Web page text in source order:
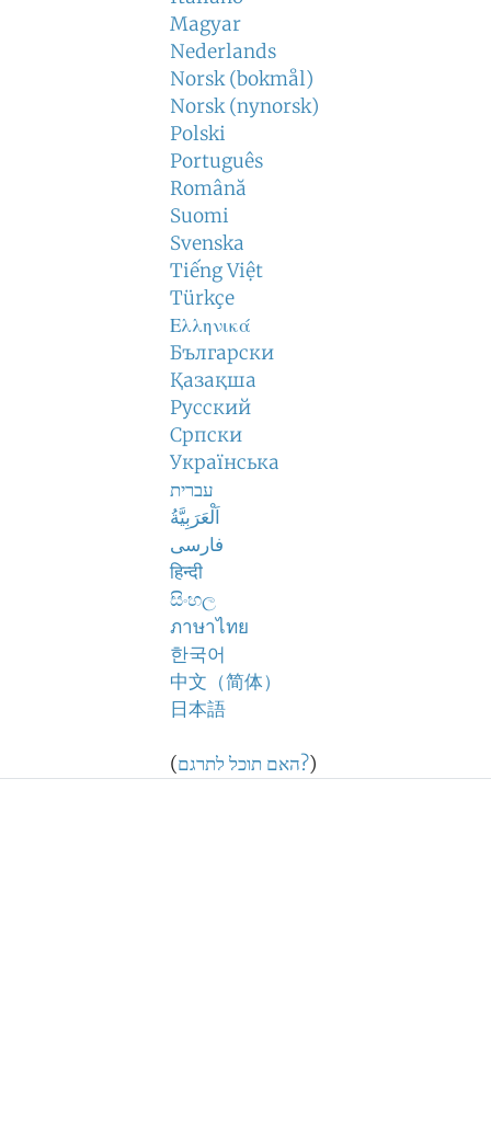
Magyar
Nederlands
Norsk (bokmål)
Norsk (nynorsk)
Polski
Português
Română
Suomi
Svenska
Tiếng Việt
Türkçe
Ελληνικά
Български
Қазақша
Русский
Српски
Українська
עברית
اَلْعَرَبِيَّةُ
فارسی
हिन्दी
සිංහල
ภาษาไทย
한국어
中文（简体）
日本語
( האם תוכל לתרגם?)